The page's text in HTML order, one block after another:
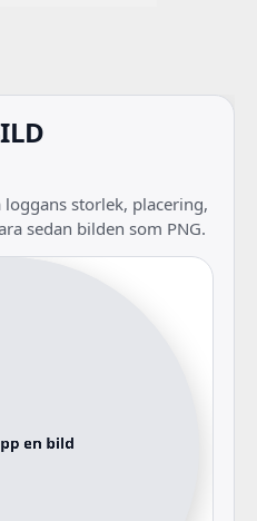
storlek, placering,
sedan bilden som PNG.